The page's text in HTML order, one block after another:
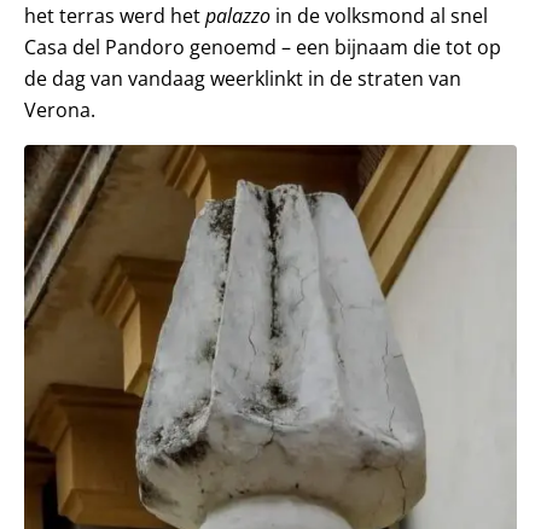
het terras werd hetpalazzo in de volksmond al snel
Casa del Pandoro genoemd – een bijnaam die tot op
de dag van vandaag weerklinkt in de straten van
Verona.